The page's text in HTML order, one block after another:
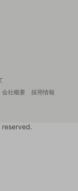
会社概要
採用情報